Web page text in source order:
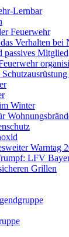
Lernbar
Feuerwehr
Verhalten bei
passives
Winter
Warntag
LFV
Grillen